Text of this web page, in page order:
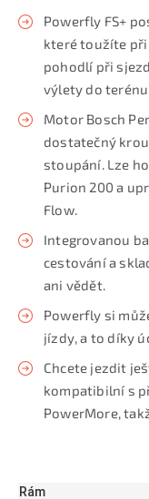
Powerfly FS+
které toužíte
pohodlí při
výlety do
Motor Bosch
dostatečný
stoupání. Lze
Purion 200 a
Flow.
Integrovanou
cestování a
ani vědět.
Powerfly si
jízdy, a to díky
Chcete jezdit
kompatibilní s
PowerMore,
Rám